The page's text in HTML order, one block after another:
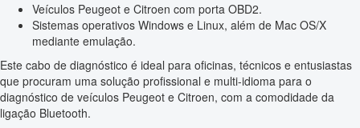
Veículos Peugeot e Citroen com porta OBD2.
Sistemas operativos Windows e Linux, além de Mac OS/X
mediante emulação.
Este cabo de diagnóstico é ideal para oficinas, técnicos e entusiastas
que procuram uma solução profissional e multi-idioma para o
diagnóstico de veículos Peugeot e Citroen, com a comodidade da
ligação Bluetooth.